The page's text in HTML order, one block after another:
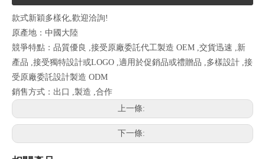
款式新穎多樣化,歡迎洽詢!
原產地：中國大陸
競爭特點：品質優良 ,接受原廠委託代工製造 OEM ,交貨迅速 ,新
產品 ,接受獨特設計或LOGO ,適用於促銷品或禮贈品 ,多樣設計 ,接
受原廠委託設計製造 ODM
銷售方式：出口 ,製造 ,合作
上一條:
下一條: